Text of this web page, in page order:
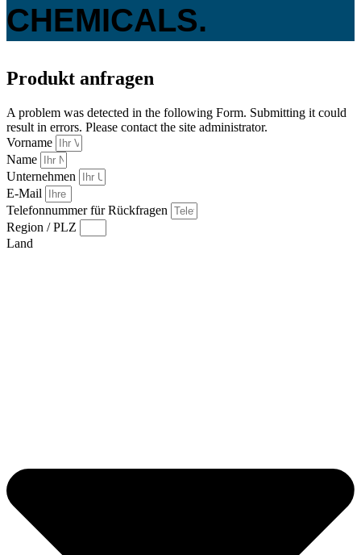
CHEMICALS.
Produkt anfragen
A problem was detected in the following Form. Submitting it could
result in errors. Please contact the site administrator.
Vorname
Name
Unternehmen
E-Mail
Telefonnummer für Rückfragen
Region / PLZ
Land